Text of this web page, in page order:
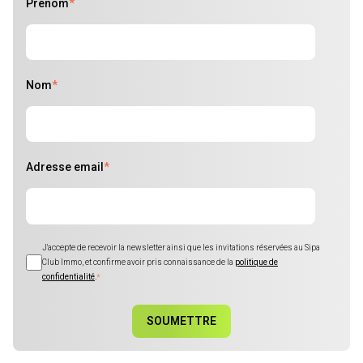
Prénom*
Nom*
Adresse email *
J'accepte de recevoir la newsletter ainsi que les invitations réservées au Sipa
Club Immo, et confirme avoir pris connaissance de la politique de
confidentialité*